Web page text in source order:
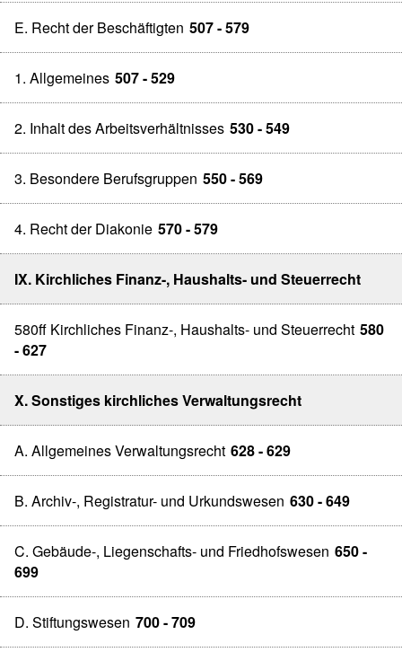
E. Recht der Beschäftigten 507 - 579
1. Allgemeines 507 - 529
2. Inhalt des Arbeitsverhältnisses 530 - 549
3. Besondere Berufsgruppen 550 - 569
4. Recht der Diakonie 570 - 579
IX. Kirchliches Finanz-, Haushalts- und Steuerrecht
580ff Kirchliches Finanz-, Haushalts- und Steuerrecht 580
- 627
X. Sonstiges kirchliches Verwaltungsrecht
A. Allgemeines Verwaltungsrecht 628 - 629
B. Archiv-, Registratur- und Urkundswesen 630 - 649
C. Gebäude-, Liegenschafts- und Friedhofswesen 650 -
699
D. Stiftungswesen 700 - 709